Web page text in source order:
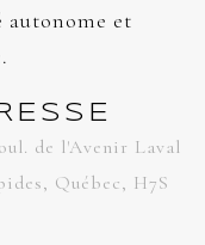
autonome et
de l'Avenir Laval
Québec, H7S